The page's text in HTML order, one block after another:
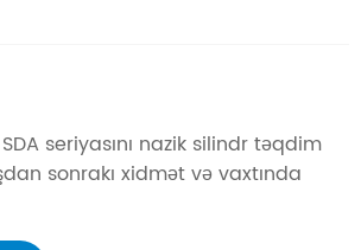
seriyasını nazik silindr təqdim
sonrakı xidmət və vaxtında